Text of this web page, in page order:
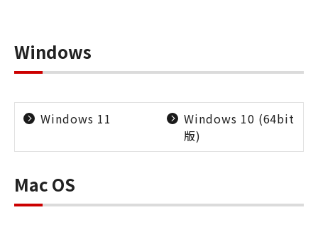
Windows
Windows 11
Windows 10 (64bit
版)
Mac OS